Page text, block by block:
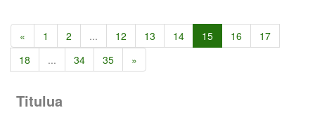
« 1 2 ... 12 13 14 15 16
17
18
... 34 35 »
Titulua